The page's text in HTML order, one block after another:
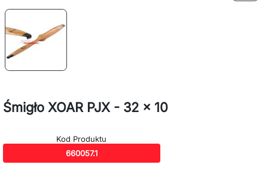
Śmigło XOAR PJX - 32 x 10
Kod Produktu
660057.1